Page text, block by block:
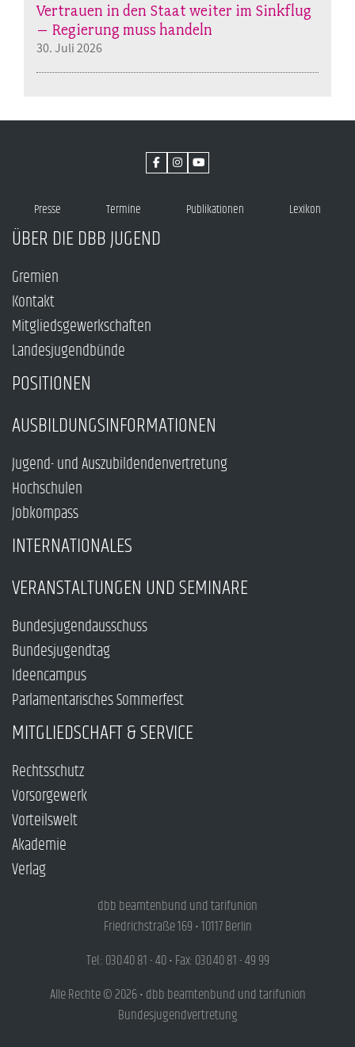
Vertrauen in den Staat weiter im Sinkflug
– Regierung muss handeln
30. Juli 2026
Presse Termine Publikationen Lexikon
ÜBER DIE DBB JUGEND
Gremien
Kontakt
Mitgliedsgewerkschaften
Landesjugendbünde
POSITIONEN
AUSBILDUNGSINFORMATIONEN
Jugend- und Auszubildendenvertretung
Hochschulen
Jobkompass
INTERNATIONALES
VERANSTALTUNGEN UND SEMINARE
Bundesjugendausschuss
Bundesjugendtag
Ideencampus
Parlamentarisches Sommerfest
MITGLIEDSCHAFT & SERVICE
Rechtsschutz
Vorsorgewerk
Vorteilswelt
Akademie
Verlag
dbb beamtenbund und tarifunion
Friedrichstraße 169 • 10117 Berlin
Tel.: 030.40 81 - 40 • Fax: 030.40 81 - 49 99
Alle Rechte © 2026 • dbb beamtenbund und tarifunion
Bundesjugendvertretung